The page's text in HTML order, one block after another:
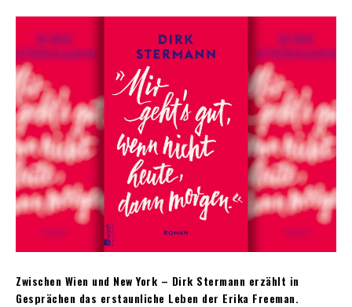
Zwischen Wien und New York – Dirk Stermann erzählt in
Gesprächen das erstaunliche Leben der Erika Freeman.